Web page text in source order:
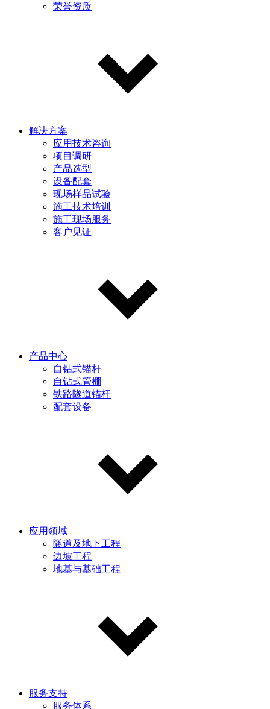
荣誉资质
解决方案
应用技术咨询
项目调研
产品选型
设备配套
现场样品试验
施工技术培训
施工现场服务
客户见证
产品中心
自钻式锚杆
自钻式管棚
铁路隧道锚杆
配套设备
应用领域
隧道及地下工程
边坡工程
地基与基础工程
服务支持
服务体系